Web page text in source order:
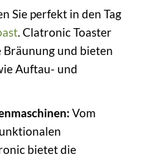
Sie perfekt in den Tag
. Clatronic Toaster
und bieten
Auftau- und
Vom
bietet die